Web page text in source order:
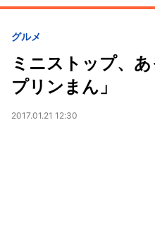
グルメ
ミニストップ、
プリンまん」
2017.01.21 12:30